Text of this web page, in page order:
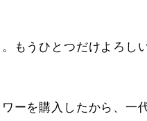
もうひとつだけよろし
ーを購入したから、一